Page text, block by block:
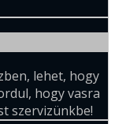
lehet, hogy
hogy vasra
szervizünkbe!